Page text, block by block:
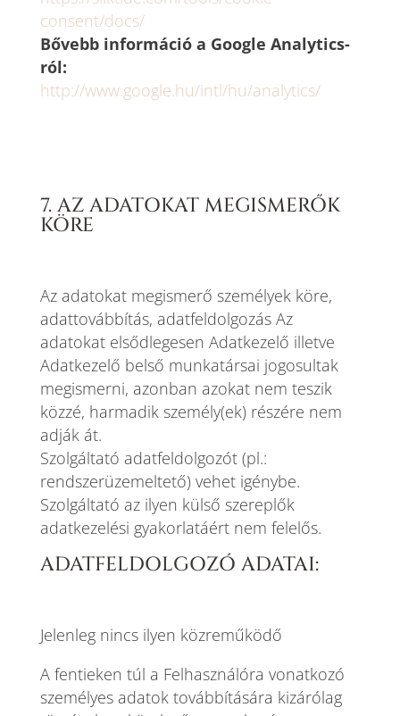
consent/docs/
Bővebb információ a Google Analytics-
ról:
http://www.google.hu/intl/hu/analytics/
7. AZ ADATOKAT MEGISMERŐK
KÖRE
Az adatokat megismerő személyek köre,
adattovábbítás, adatfeldolgozás Az
adatokat elsődlegesen Adatkezelő illetve
Adatkezelő belső munkatársai jogosultak
megismerni, azonban azokat nem teszik
közzé, harmadik személy(ek) részére nem
adják át.
Szolgáltató adatfeldolgozót (pl.:
rendszerüzemeltető) vehet igénybe.
Szolgáltató az ilyen külső szereplők
adatkezelési gyakorlatáért nem felelős.
ADATFELDOLGOZÓ ADATAI:
Jelenleg nincs ilyen közreműködő
A fentieken túl a Felhasználóra vonatkozó
személyes adatok továbbítására kizárólag